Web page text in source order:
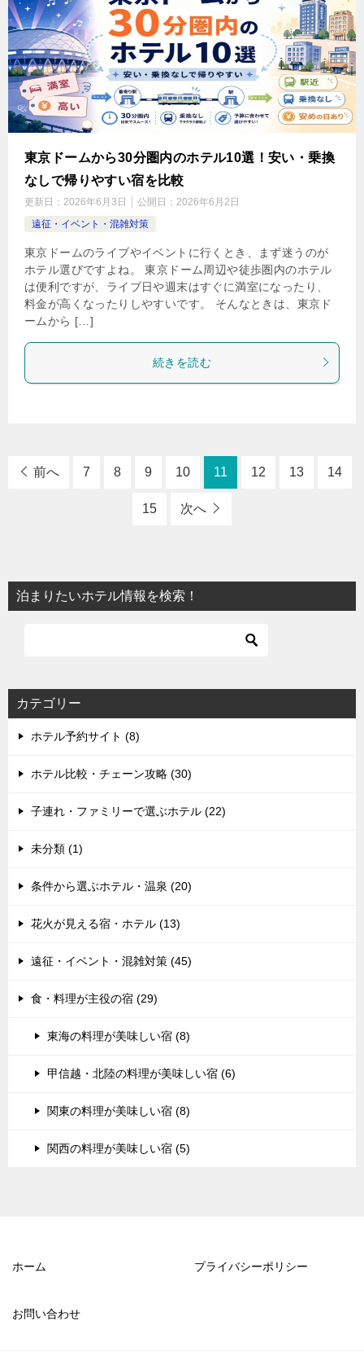
東京ドームから30分圏内のホテル10選！安い・乗換
なしで帰りやすい宿を比較
更新日： 2026年6月3日 公開日： 2026年6月2日
遠征・イベント・混雑対策
東京ドームのライブやイベントに行くとき、まず迷うのが
ホテル選びですよね。 東京ドーム周辺や徒歩圏内のホテル
は便利ですが、ライブ日や週末はすぐに満室になったり、
料金が高くなったりしやすいです。 そんなときは、東京ド
ームから […]
続きを読む
前へ 7 8 9 10 11 12 13 14
15 次へ
泊まりたいホテル情報を検索！
カテゴリー
ホテル予約サイト (8)
ホテル比較・チェーン攻略 (30)
子連れ・ファミリーで選ぶホテル (22)
未分類 (1)
条件から選ぶホテル・温泉 (20)
花火が見える宿・ホテル (13)
遠征・イベント・混雑対策 (45)
食・料理が主役の宿 (29)
東海の料理が美味しい宿 (8)
甲信越・北陸の料理が美味しい宿 (6)
関東の料理が美味しい宿 (8)
関西の料理が美味しい宿 (5)
ホーム プライバシーポリシー
お問い合わせ